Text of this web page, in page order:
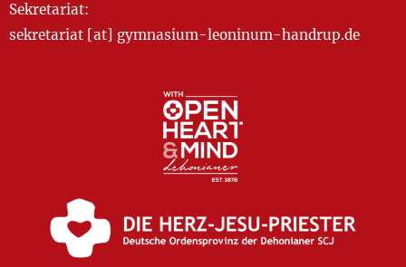
Sekretariat:
sekretariat [at] gymnasium-leoninum-handrup.de